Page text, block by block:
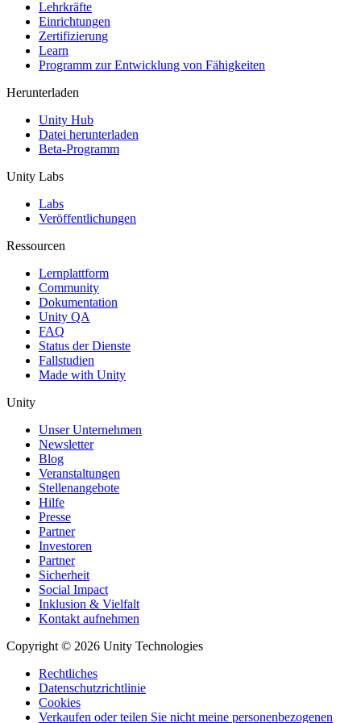
XR-Spiele
XR-Spiele plattformübergreifend starten
Multiplayer-Spiele
Vereinfachte Entwicklung von Multiplayer-Spielen
Lehrkräfte
Einrichtungen
Zertifizierung
Learn
Programm zur Entwicklung von Fähigkeiten
Herunterladen
Unity Hub
Datei herunterladen
Beta-Programm
Unity Labs
Labs
Veröffentlichungen
Ressourcen
Lernplattform
Community
Dokumentation
Unity QA
FAQ
Status der Dienste
Fallstudien
Made with Unity
Unity
Unser Unternehmen
Newsletter
Blog
Veranstaltungen
Stellenangebote
Hilfe
Presse
Partner
Investoren
Partner
Sicherheit
Social Impact
Inklusion & Vielfalt
Kontakt aufnehmen
Copyright © 2026 Unity Technologies
Rechtliches
Datenschutzrichtlinie
Cookies
Verkaufen oder teilen Sie nicht meine personenbezogenen